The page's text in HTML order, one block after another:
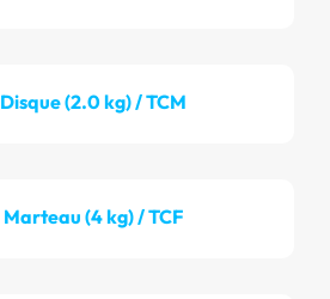
Disque (2.0 kg) / TCM
Marteau (4 kg) / TCF